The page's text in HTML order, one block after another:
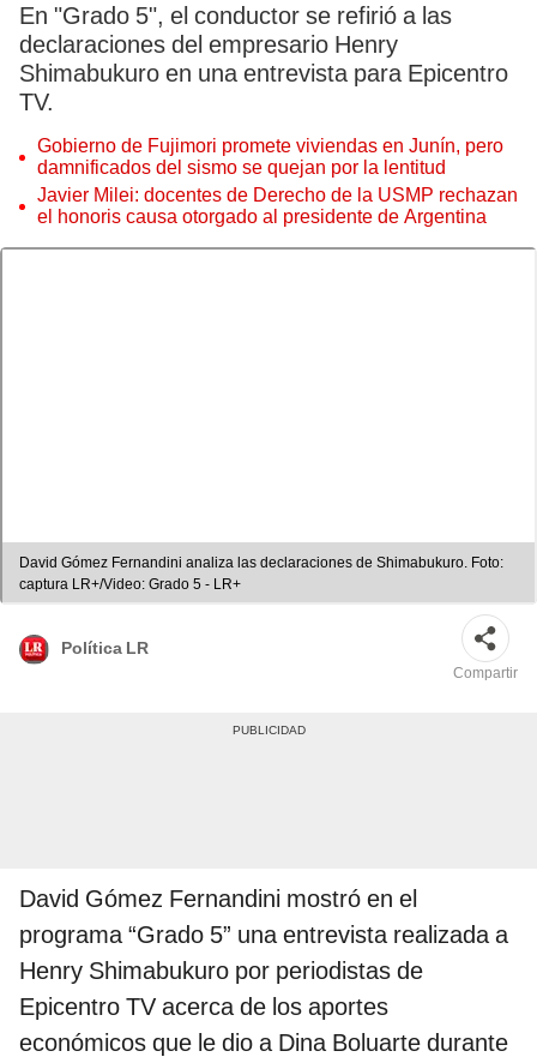
En "Grado 5", el conductor se refirió a las
declaraciones del empresario Henry
Shimabukuro en una entrevista para Epicentro
TV.
Gobierno de Fujimori promete viviendas en Junín, pero
damnificados del sismo se quejan por la lentitud
Javier Milei: docentes de Derecho de la USMP rechazan
el honoris causa otorgado al presidente de Argentina
David Gómez Fernandini analiza las declaraciones de Shimabukuro. Foto:
captura LR+/Video: Grado 5 - LR+
Política LR
Compartir
David Gómez Fernandini mostró en el
programa “Grado 5” una entrevista realizada a
Henry Shimabukuro por periodistas de
Epicentro TV acerca de los aportes
económicos que le dio a Dina Boluarte durante